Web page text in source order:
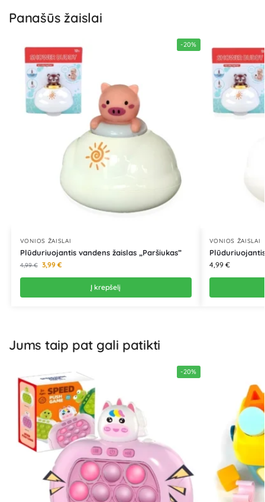
Panašūs žaislai
-20%
VONIOS ŽAISLAI
Plūduriuojantis vandens žaislas „Paršiukas”
4,99€ 3,99 €
Į krepšelį
VONIOS ŽAISLAI
4,99 €
Jums taip pat gali patikti
-20%